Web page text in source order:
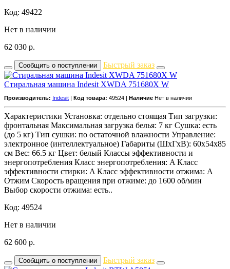
Код: 49422
Нет в наличии
62 030 р.
Сообщить о поступлении Быстрый заказ
Стиральная машина Indesit XWDA 751680X W
Производитель: Indesit Код товара: 49524 | Наличие Нет в наличии
Характеристики Установка: отдельно стоящая Тип загрузки:
фронтальная Максимальная загрузка белья: 7 кг Сушка: есть
(до 5 кг) Тип сушки: по остаточной влажности Управление:
электронное (интеллектуальное) Габариты (ШxГxВ): 60x54x85
см Вес: 66.5 кг Цвет: белый Классы эффективности и
энергопотребления Класс энергопотребления: A Класс
эффективности стирки: A Класс эффективности отжима: A
Отжим Скорость вращения при отжиме: до 1600 об/мин
Выбор скорости отжима: есть..
Код: 49524
Нет в наличии
62 600 р.
Сообщить о поступлении Быстрый заказ